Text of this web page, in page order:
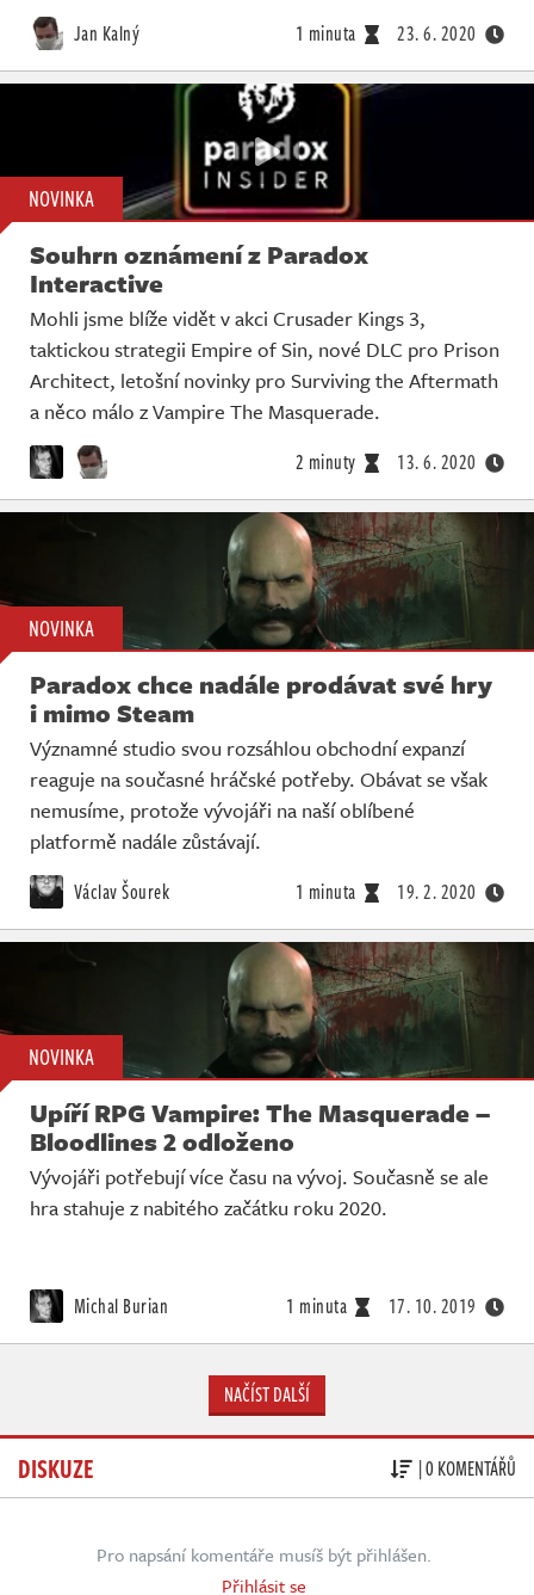
Jan Kalný 1 minuta 23. 6. 2020
NOVINKA
Souhrn oznámení z Paradox
Interactive
Mohli jsme blíže vidět v akci Crusader Kings 3,
taktickou strategii Empire of Sin, nové DLC pro Prison
Architect, letošní novinky pro Surviving the Aftermath
a něco málo z Vampire The Masquerade.
2 minuty 13. 6. 2020
NOVINKA
Paradox chce nadále prodávat své hry
i mimo Steam
Významné studio svou rozsáhlou obchodní expanzí
reaguje na současné hráčské potřeby. Obávat se však
nemusíme, protože vývojáři na naší oblíbené
platformě nadále zůstávají.
Václav Šourek 1 minuta 19. 2. 2020
NOVINKA
Upíří RPG Vampire: The Masquerade –
Bloodlines 2 odloženo
Vývojáři potřebují více času na vývoj. Současně se ale
hra stahuje z nabitého začátku roku 2020.
Michal Burian 1 minuta 17. 10. 2019
NAČÍST DALŠÍ
DISKUZE | 0 KOMENTÁŘŮ
Pro napsání komentáře musíš být přihlášen.
Přihlásit se